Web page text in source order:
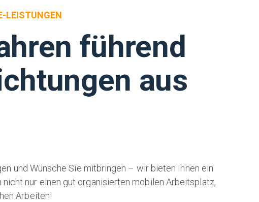
LEISTUNGEN
führend
aus
und Wünsche Sie mitbringen – wir bieten Ihnen ein
nur einen gut organisierten mobilen Arbeitsplatz,
Arbeiten!